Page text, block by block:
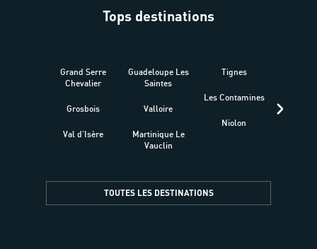
Tops destinations
Grand Serre
Chevalier
Grosbois
Val d'Isère
Guadeloupe Les
Saintes
Valloire
Martinique Le
Vauclin
Tignes
Les Contamines
Niolon
TOUTES LES DESTINATIONS